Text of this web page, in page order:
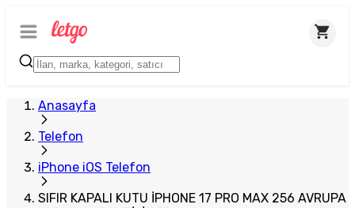
Anasayfa
Telefon
iPhone iOS Telefon
SIFIR KAPALI KUTU İPHONE 17 PRO MAX 256 AVRUPA